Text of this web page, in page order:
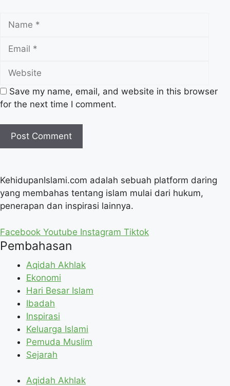
Name
Save my name, email, and website in this browser
for the next time I comment.
KehidupanIslami.com adalah sebuah platform daring
yang membahas tentang islam mulai dari hukum,
penerapan dan inspirasi lainnya.
Facebook Youtube Instagram Tiktok
Pembahasan
Aqidah Akhlak
Ekonomi
Hari Besar Islam
Ibadah
Inspirasi
Keluarga Islami
Pemuda Muslim
Sejarah
Aqidah Akhlak